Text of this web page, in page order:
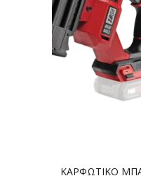
ΚΑΡΦΩΤΙΚΟ